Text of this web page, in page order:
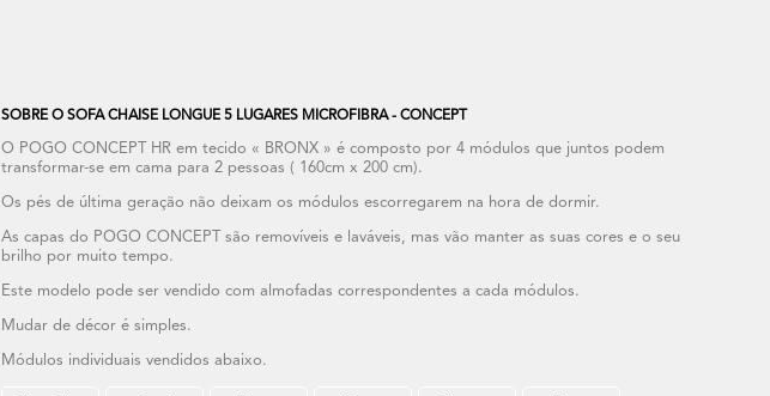
SOBRE O SOFA CHAISE LONGUE 5 LUGARES MICROFIBRA - CONCEPT
O POGO CONCEPT HR em tecido « BRONX » é composto por 4 módulos que juntos podem
transformar-se em cama para 2 pessoas ( 160cm x 200 cm).
Os pés de última geração não deixam os módulos escorregarem na hora de dormir.
As capas do POGO CONCEPT são removíveis e laváveis, mas vão manter as suas cores e o seu
brilho por muito tempo.
Este modelo pode ser vendido com almofadas correspondentes a cada módulos.
Mudar de décor é simples.
Módulos individuais vendidos abaixo.